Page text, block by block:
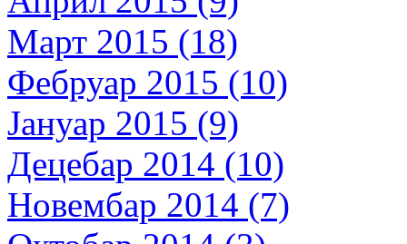
Март 2015 (18)
Фебруар 2015 (10)
Јануар 2015 (9)
Децебар 2014 (10)
Новембар 2014 (7)